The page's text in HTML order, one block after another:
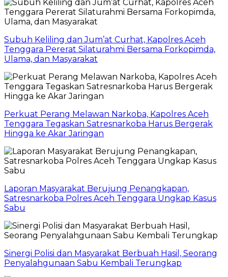
Subuh Keliling dan Jum’at Curhat, Kapolres Aceh
Tenggara Pererat Silaturahmi Bersama Forkopimda,
Ulama, dan Masyarakat
Perkuat Perang Melawan Narkoba, Kapolres Aceh
Tenggara Tegaskan Satresnarkoba Harus Bergerak
Hingga ke Akar Jaringan
Laporan Masyarakat Berujung Penangkapan,
Satresnarkoba Polres Aceh Tenggara Ungkap Kasus
Sabu
Sinergi Polisi dan Masyarakat Berbuah Hasil, Seorang
Penyalahgunaan Sabu Kembali Terungkap